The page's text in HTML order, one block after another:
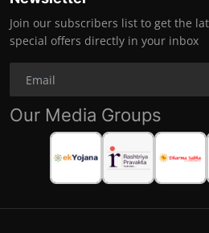
Join our subscribers list to get the
special offers directly in your inbox
Our Media Groups